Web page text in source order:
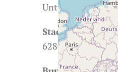
Unterdorf 2
Stadt
6280 Zell am Ziller